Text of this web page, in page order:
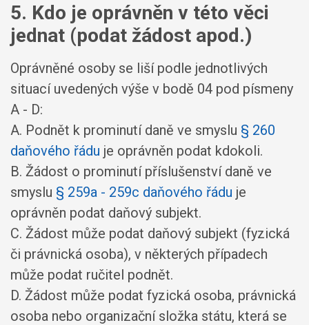
5. Kdo je oprávněn v této věci
jednat (podat žádost apod.)
Oprávněné osoby se liší podle jednotlivých
situací uvedených výše v bodě 04 pod písmeny
A - D:
A. Podnět k prominutí daně ve smyslu § 260
daňového řádu je oprávněn podat kdokoli.
B. Žádost o prominutí příslušenství daně ve
smyslu § 259a - 259c daňového řádu je
oprávněn podat daňový subjekt.
C. Žádost může podat daňový subjekt (fyzická
či právnická osoba), v některých případech
může podat ručitel podnět.
D. Žádost může podat fyzická osoba, právnická
osoba nebo organizační složka státu, která se